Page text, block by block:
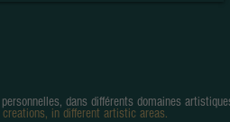
dans différents domaines
in different artistic areas.